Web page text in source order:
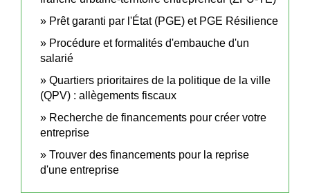
Prêt garanti par l'État (PGE) et PGE Résilience
Procédure et formalités d'embauche d'un
salarié
Quartiers prioritaires de la politique de la ville
(QPV) : allègements fiscaux
Recherche de financements pour créer votre
entreprise
Trouver des financements pour la reprise
d'une entreprise